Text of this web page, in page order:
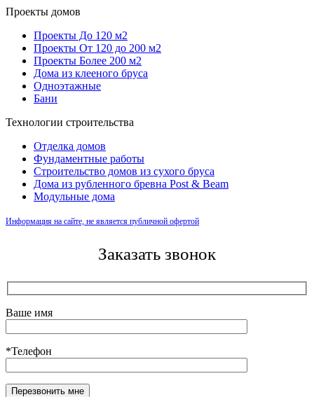
Проекты домов
Проекты До 120 м2
Проекты От 120 до 200 м2
Проекты Более 200 м2
Дома из клееного бруса
Одноэтажные
Бани
Технологии строительства
Отделка домов
Фундаментные работы
Строительство домов из сухого бруса
Дома из рубленного бревна Post & Beam
Модульные дома
Информация на сайте, не является публичной офертой
Заказать звонок
Ваше имя
*Телефон
Оставьте это поле пустым.